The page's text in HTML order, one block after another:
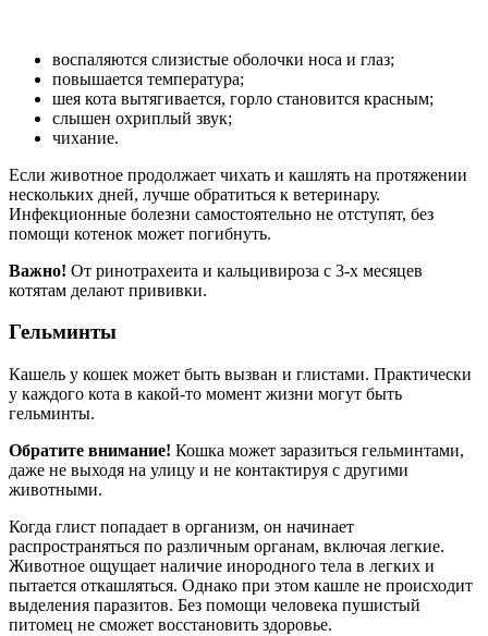
воспаляются слизистые оболочки носа и глаз;
повышается температура;
шея кота вытягивается, горло становится красным;
слышен охриплый звук;
чихание.
Если животное продолжает чихать и кашлять на протяжении
нескольких дней, лучше обратиться к ветеринару.
Инфекционные болезни самостоятельно не отступят, без
помощи котенок может погибнуть.
Важно! От ринотрахеита и кальцивироза с 3-х месяцев
котятам делают прививки.
Гельминты
Кашель у кошек может быть вызван и глистами. Практически
у каждого кота в какой-то момент жизни могут быть
гельминты.
Обратите внимание! Кошка может заразиться гельминтами,
даже не выходя на улицу и не контактируя с другими
животными.
Когда глист попадает в организм, он начинает
распространяться по различным органам, включая легкие.
Животное ощущает наличие инородного тела в легких и
пытается откашляться. Однако при этом кашле не происходит
выделения паразитов. Без помощи человека пушистый
питомец не сможет восстановить здоровье.